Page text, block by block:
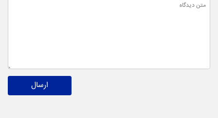
ارسال